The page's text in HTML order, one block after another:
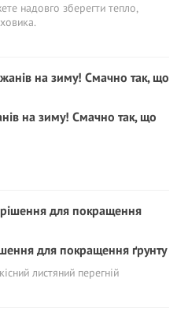
надовго зберегти тепло,
на зиму! Смачно так, що
для покращення ґрунту
листяний перегній